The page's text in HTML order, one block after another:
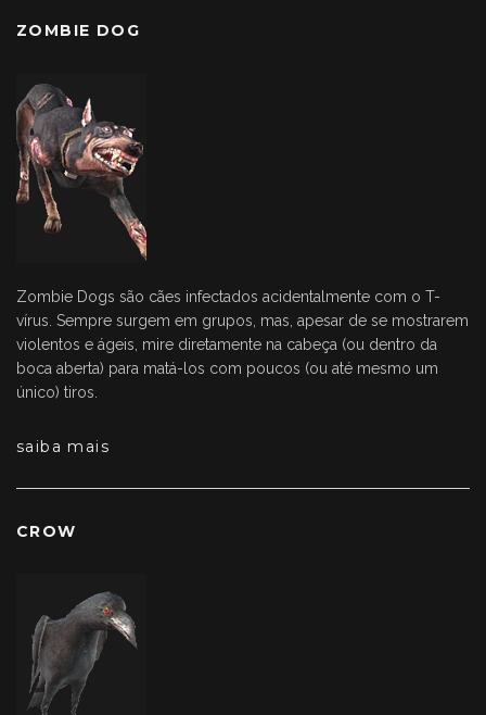
ZOMBIE DOG
Zombie Dogs são cães infectados acidentalmente com o T-
vírus. Sempre surgem em grupos, mas, apesar de se mostrarem
violentos e ágeis, mire diretamente na cabeça (ou dentro da
boca aberta) para matá-los com poucos (ou até mesmo um
único) tiros.
saiba mais
CROW